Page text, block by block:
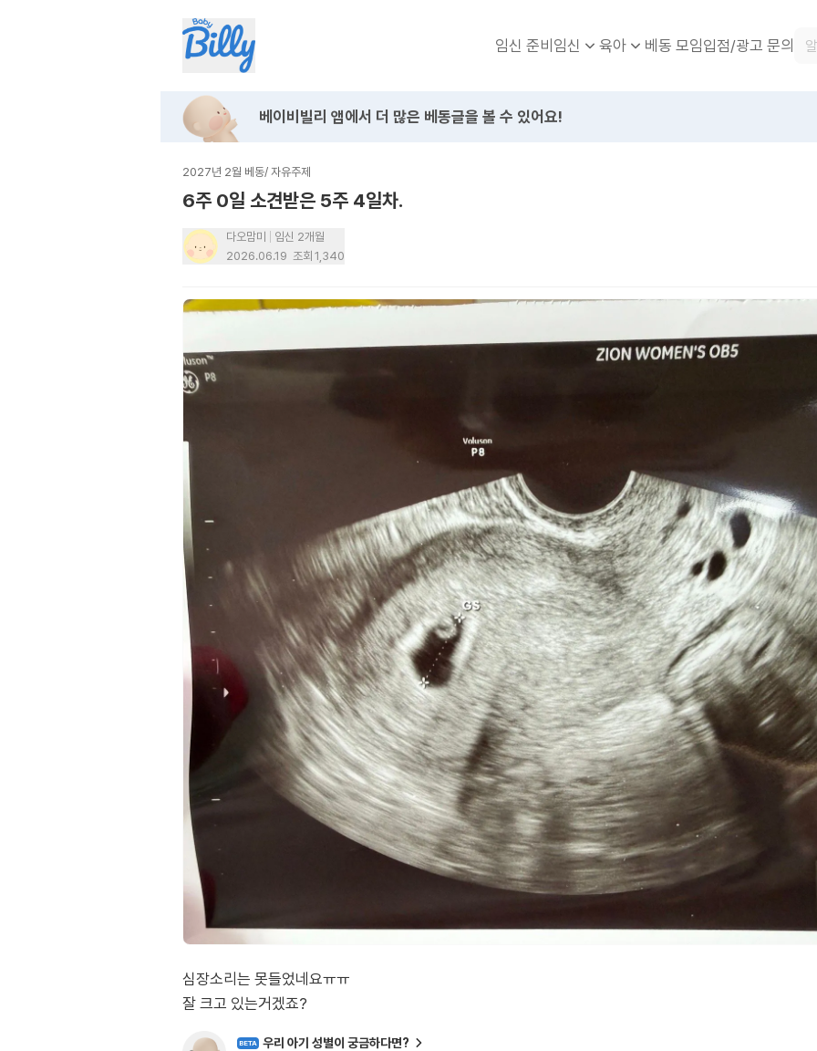
임신 준비임신 육아 베동 모임입점/광고 문의
베이비빌리 앱에서 더 많은 베동글을 볼 수 있어요!
2027년 2월 베동/ 자유주제
6주 0일 소견받은 5주 4일차.
다오맘미
임신 2개월
2026.06.19 조회 1,340
심장소리는 못들었네요ㅠㅠ
BETA 우리 아기 성별이 궁금하다면?